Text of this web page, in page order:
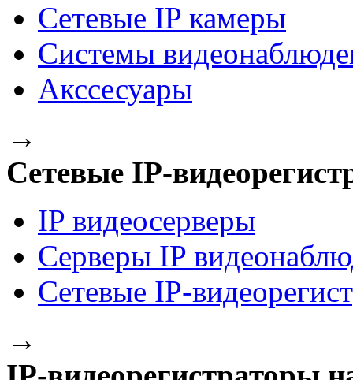
Сетевые IP камеры
Системы
Акссесуары
→
Сетевые IP-
IP видеосерверы
Серверы IP
Сетевые IP-
→